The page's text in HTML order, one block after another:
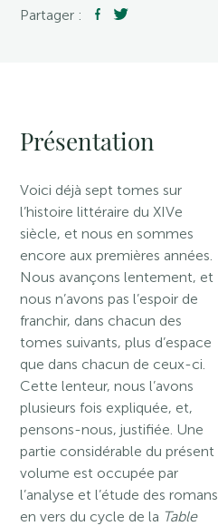
Partager :
Présentation
Voici déjà sept tomes sur
l’histoire littéraire du XIVe
siècle, et nous en sommes
encore aux premières années.
Nous avançons lentement, et
nous n’avons pas l’espoir de
franchir, dans chacun des
tomes suivants, plus d’espace
que dans chacun de ceux-ci.
Cette lenteur, nous l’avons
plusieurs fois expliquée, et,
pensons-nous, justifiée. Une
partie considérable du présent
volume est occupée par
l’analyse et l’étude des romans
en vers du cycle de la Table